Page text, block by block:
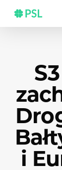
main
i